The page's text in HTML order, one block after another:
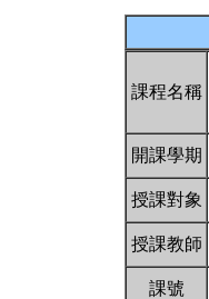
課程名稱
開課學期
授課對象
授課教師
課號